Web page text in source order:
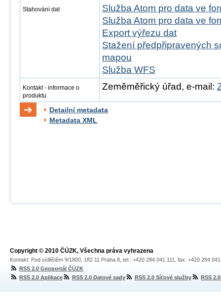
Stahování dat
Služba Atom pro data ve
Služba Atom pro data ve
Export výřezu dat
Stažení předpřipravených
mapou
Služba WFS
Kontakt - informace o
produktu
Zeměměřický úřad, e-mail:
Detailní metadata
Metadata XML
Copyright © 2010 ČÚZK, Všechna práva vyhrazena
Kontakt: Pod sídlištěm 9/1800, 182 11 Praha 8, tel.: +420 284 041 111, fax: +420 284
RSS 2.0 Geoportál ČÚZK
RSS 2.0 Aplikace
RSS 2.0 Datové sady RSS 2.0 Síťové služby RSS